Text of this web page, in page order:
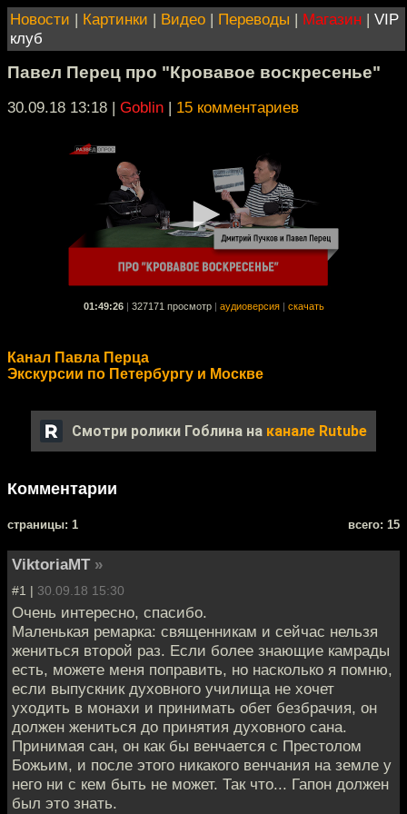
Новости | Картинки | Видео | Переводы | Магазин | VIP
клуб
Павел Перец про "Кровавое воскресенье"
30.09.18 13:18 | Goblin | 15 комментариев
01:49:26 327171 просмотр аудиоверсия скачать
Канал Павла Перца
Экскурсии по Петербургу и Москве
Смотри ролики Гоблина на канале Rutube
Комментарии
cтраницы: 1 всего: 15
ViktoriaMT »
#1 | 30.09.18 15:30
Очень интересно, спасибо.
Маленькая ремарка: священникам и сейчас нельзя
жениться второй раз. Если более знающие камрады
есть, можете меня поправить, но насколько я помню,
если выпускник духовного училища не хочет
уходить в монахи и принимать обет безбрачия, он
должен жениться до принятия духовного сана.
Принимая сан, он как бы венчается с Престолом
Божьим, и после этого никакого венчания на земле у
него ни с кем быть не может. Так что... Гапон должен
был это знать.